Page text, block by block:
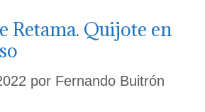
Retama. Quijote en
por Fernando Buitrón